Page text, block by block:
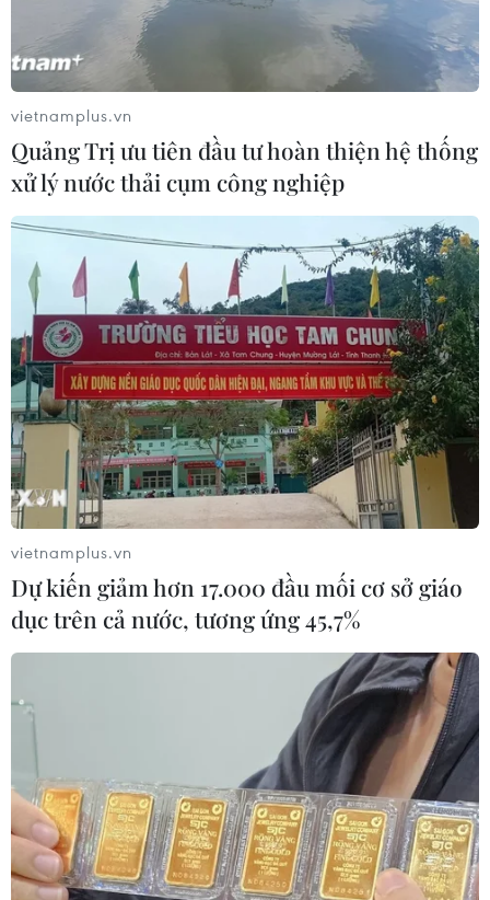
Mỹ hoan nghênh việc Nga bổ nhiệm một
chuyên gia về Mỹ làm Đại sứ
25/12/2024 13:44
Ngoại trưởng Lavrov cho biết sau khi Nga hoàn tất các
thủ tục cần thiết để đạt được sự đồng thuận, Mỹ đã bày
tỏ hoan nghênh việc bổ nhiệm một chuyên gia về Mỹ
làm Đại sứ Nga tại Mỹ.
vietnamplus.vn
Quảng Trị ưu tiên đầu tư hoàn thiện hệ thống
xử lý nước thải cụm công nghiệp
vietnamplus.vn
Dự kiến giảm hơn 17.000 đầu mối cơ sở giáo
dục trên cả nước, tương ứng 45,7%